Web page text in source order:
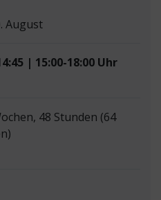
August
| 15:00-18:00 Uhr
48 Stunden (64